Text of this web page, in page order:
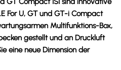
For U, GT und GT-i Compact
Multifunktions-Box,
gestellt und an Druckluft
eine neue Dimension der